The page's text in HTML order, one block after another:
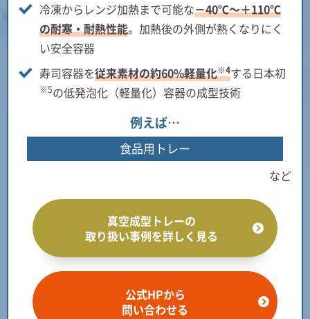
冷凍からレンジ加熱まで可能な－40℃～＋110℃
の耐寒・耐熱性能。加熱後の外側が熱くなりにく
い安全容器
寿司容器を従来素材の約60%軽量化※4する日本初
※5の低発泡化（軽量化）容器の成型技術
例えば…
食品用トレー
など
真空成型トレーの
取り扱い事例を詳しく見る
公式HPから
問い合わせる